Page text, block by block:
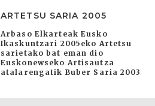
ARTETSU SARIA 2005
Arbaso Elkarteak Eusko
Ikaskuntzari 2005eko Artetsu
sarietako bat eman dio
Euskonewseko Artisautza
atalarengatik Buber Saria 2003